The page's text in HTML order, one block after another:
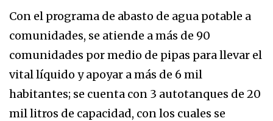
Con el programa de abasto de agua potable a
comunidades, se atiende a más de 90
comunidades por medio de pipas para llevar el
vital líquido y apoyar a más de 6 mil
habitantes; se cuenta con 3 autotanques de 20
mil litros de capacidad, con los cuales se